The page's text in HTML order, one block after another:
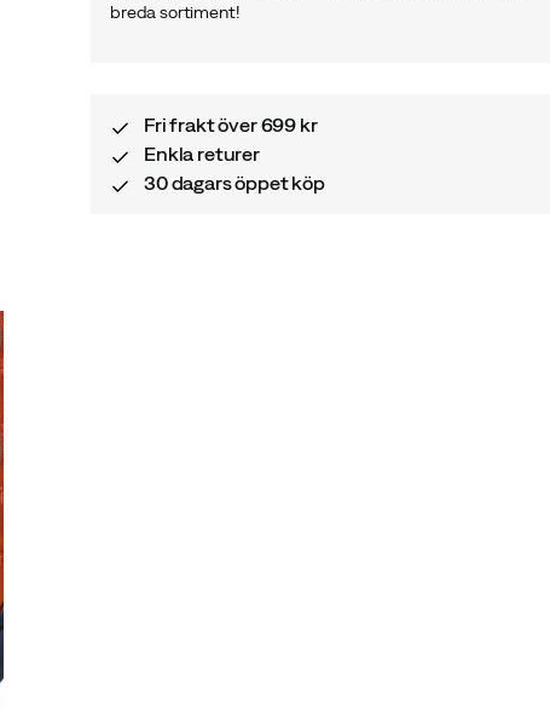
breda sortiment!
Fri frakt över 699 kr
Enkla returer
30 dagars öppet köp